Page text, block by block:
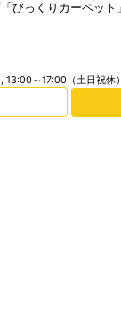
～17:00（土日祝休）